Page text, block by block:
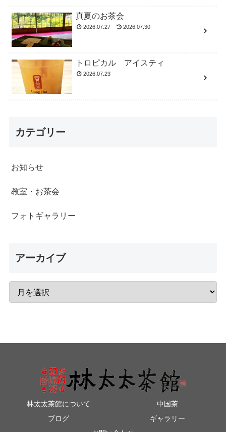
真夏のお茶会
2026.07.27 2026.07.30
トロピカル アイスティ
2026.07.23
カテゴリー
お知らせ
教室・お茶会
フォトギャラリー
アーカイブ
林太太茶館について
中国茶
ブログ
ギャラリー